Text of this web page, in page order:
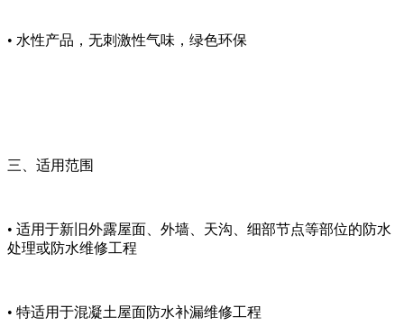
• 水性产品，无刺激性气味，绿色环保
三、适用范围
• 适用于新旧外露屋面、外墙、天沟、细部节点等部位的防水
处理或防水维修工程
• 特适用于混凝土屋面防水补漏维修工程